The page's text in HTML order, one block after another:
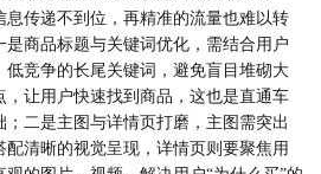
传递不到位，再精准的流量也难以转
商品标题与关键词优化，需结合用户
竞争的长尾关键词，避免盲目堆砌大
让用户快速找到商品，这也是直通车
二是主图与详情页打磨，主图需突出
清晰的视觉呈现，详情页则要聚焦用